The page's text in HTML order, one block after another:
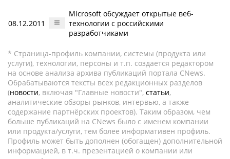
08.12.2011
Microsoft обсуждает открытые веб-
технологии с российскими
разработчиками
* Страница-профиль компании, системы (продукта или
услуги), технологии, персоны и т.п. создается редактором
на основе анализа архива публикаций портала CNews.
Обрабатываются тексты всех редакционных разделов
(новости, включая "Главные новости", статьи,
аналитические обзоры рынков, интервью, а также
содержание партнёрских проектов). Таким образом, чем
больше публикаций на CNews было с именем компании
или продукта/услуги, тем более информативен профиль.
Профиль может быть дополнен (обогащен) дополнительной
информацией, в т.ч. презентацией о компании или